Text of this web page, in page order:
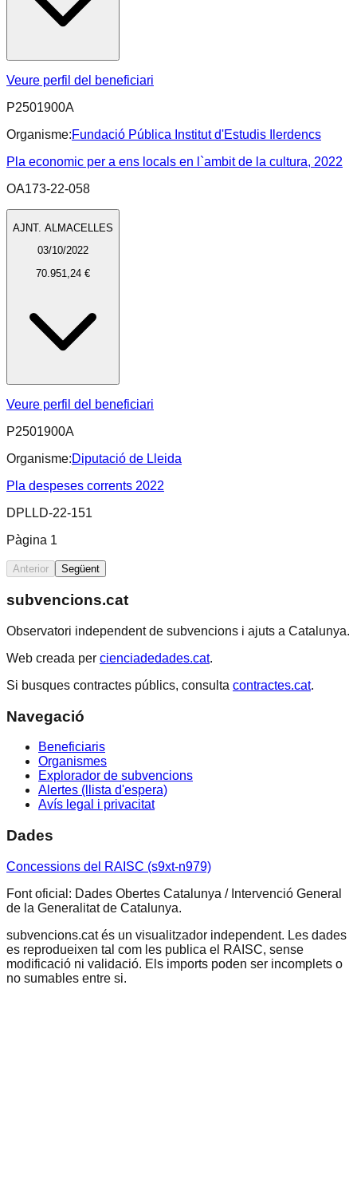
Veure perfil del beneficiari
P2501900A
Organisme:Fundació Pública Institut d'Estudis Ilerdencs
Pla economic per a ens locals en l`ambit de la cultura, 2022
OA173-22-058
AJNT. ALMACELLES
03/10/2022
70.951,24 €
Veure perfil del beneficiari
P2501900A
Organisme:Diputació de Lleida
Pla despeses corrents 2022
DPLLD-22-151
Pàgina 1
Anterior Següent
subvencions.cat
Observatori independent de subvencions i ajuts a Catalunya.
Web creada per cienciadedades.cat.
Si busques contractes públics, consulta contractes.cat.
Navegació
Beneficiaris
Organismes
Explorador de subvencions
Alertes (llista d'espera)
Avís legal i privacitat
Dades
Concessions del RAISC (s9xt-n979)
Font oficial: Dades Obertes Catalunya / Intervenció General
de la Generalitat de Catalunya.
subvencions.cat és un visualitzador independent. Les dades
es reprodueixen tal com les publica el RAISC, sense
modificació ni validació. Els imports poden ser incomplets o
no sumables entre si.